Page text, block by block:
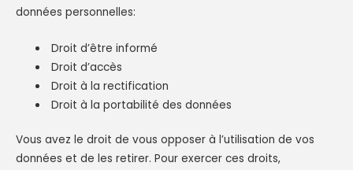
données personnelles:
Droit d’être informé
Droit d’accès
Droit à la rectification
Droit à la portabilité des données
Vous avez le droit de vous opposer à l’utilisation de vos
données et de les retirer. Pour exercer ces droits,